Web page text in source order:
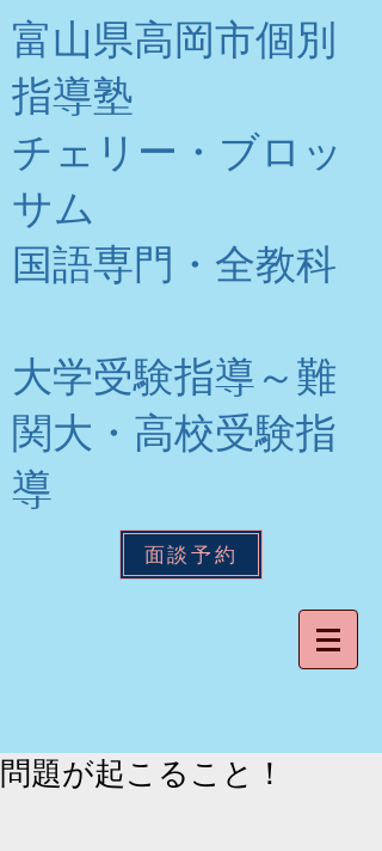
富山県高岡市個別
指導塾
チェリー・ブロッ
サム
​国語専門・全教科
大学受験指導～難
関大・高校受験指
導
面談予約
問題が起こること！